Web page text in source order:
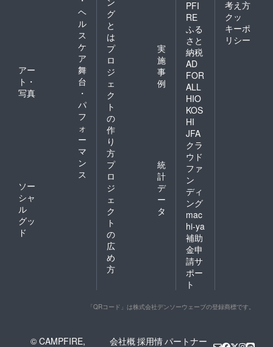
ガイドボランティア活動な
ど、様々な形で、これから
も伝え続けなければならな
いと思っています。 どうか
お願いします。 伊東マン
ショの生涯を漫画に残すプ
ロジェクト、ぜひ応援をお
願いします。 あと残りわず
かですが、皆さんのあたた
かい支援をお待ちしており
ます。
ヘ
ル
ス
ケ
ア
アー
ト・
写真
舞
台
・
パ
フ
ォ
ー
マ
ン
ス
ソー
シャ
ル
グッ
ド
グ
と
は
プ
ロ
ジ
ェ
ク
ト
の
作
り
方
実
施
事
例
プ
ロ
ジ
ェ
ク
ト
の
広
め
方
統
計
デ
ー
タ
PFI
RE
ふる
さと
納税
AD
FOR
ALL
HIO
KOS
HI
JFA
クラ
ウド
ファ
ン
ディ
ング
mac
hi-ya
補助
金申
請サ
ポー
ト
考え方
クッ
キーポ
リシー
「QRコード」は株式会社デンソーウェーブの登録商標です。
© CAMPFIRE,
会社概採用情パートナー